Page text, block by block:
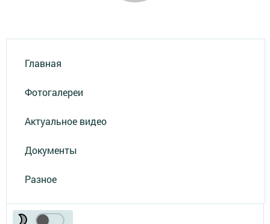
Главная
Фотогалереи
Актуальное видео
Документы
Разное